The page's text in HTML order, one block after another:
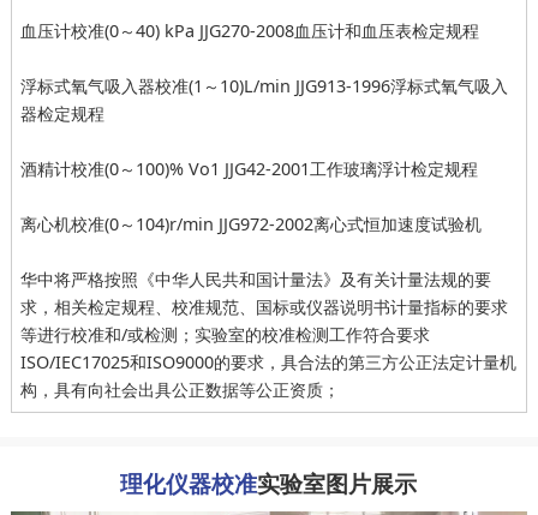
血压计校准(0～40) kPa JJG270-2008血压计和血压表检定规程
浮标式氧气吸入器校准(1～10)L/min JJG913-1996浮标式氧气吸入
器检定规程
酒精计校准(0～100)% Vo1 JJG42-2001工作玻璃浮计检定规程
离心机校准(0～104)r/min JJG972-2002离心式恒加速度试验机
华中将严格按照《中华人民共和国计量法》及有关计量法规的要
求，相关检定规程、校准规范、国标或仪器说明书计量指标的要求
等进行校准和/或检测；实验室的校准检测工作符合要求
ISO/IEC17025和ISO9000的要求，具合法的第三方公正法定计量机
构，具有向社会出具公正数据等公正资质；
理化仪器校准实验室图片展示